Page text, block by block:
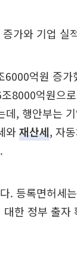
가와 기업 실
억원 증
8000억원으
, 행안부는
와재산세, 자
. 등록면허세
한 정부 출자